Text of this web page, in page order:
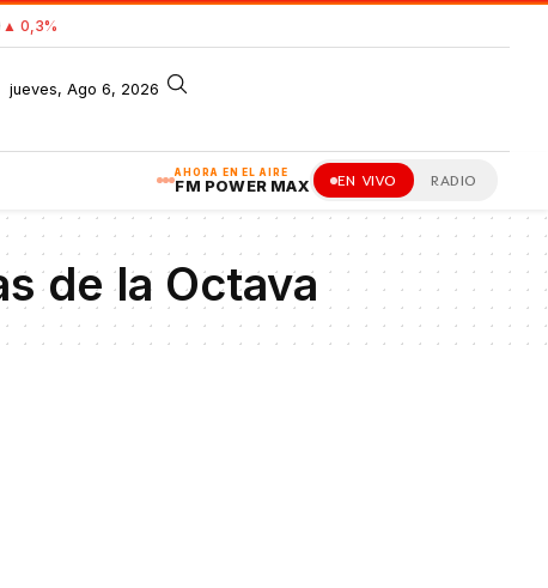
▲ 0,3%
jueves, Ago 6, 2026
AHORA EN EL AIRE
FM POWER MAX EN VIVO RADIO
de la Octava